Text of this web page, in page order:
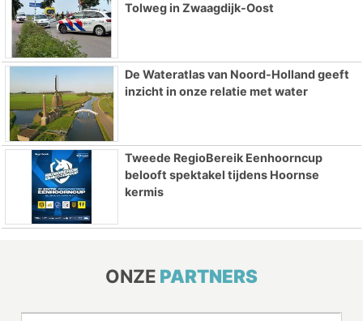
Tolweg in Zwaagdijk-Oost
De Wateratlas van Noord-Holland geeft
inzicht in onze relatie met water
Tweede RegioBereik Eenhoorncup
belooft spektakel tijdens Hoornse
kermis
ONZE PARTNERS